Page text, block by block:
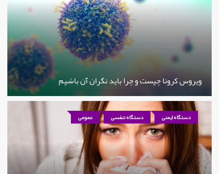
ویروس کرونا چیست و چرا باید نگران آن باشیم
دستگاه ایمنی دستگاه تنفسی عمومی